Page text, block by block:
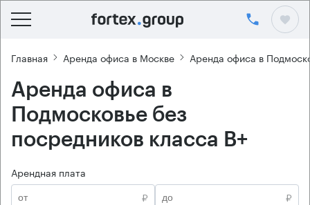
Главная Аренда офиса в Москве Аренда офиса в
Аренда офиса в
Подмосковье без
посредников класса B+
Арендная плата
₽
₽